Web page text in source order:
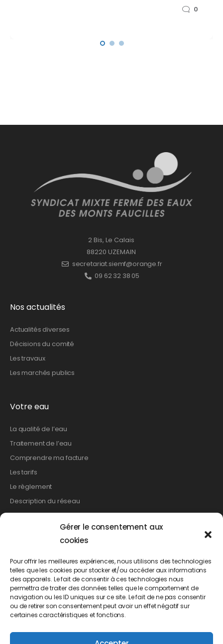
Gérer le consentement aux
cookies
Pour offrir les meilleures expériences, nous utilisons des technologies
telles que les cookies pour stocker et/ou accéder aux informations
des appareils. Le fait de consentir à ces technologies nous
permettra de traiter des données telles que le comportement de
navigation ou les ID uniques sur ce site. Le fait de ne pas consentir
ou de retirer son consentement peut avoir un effet négatif sur
certaines caractéristiques et fonctions.
0
2 Bis, Le Calais
88220 UZEMAIN
secretariat.siemf@orange.fr
09 62 32 38 05
Nos actualités
Actualités diverses
Décisions du comité
Les travaux
Les marchés publics
Votre eau
La qualité de l’eau
Traitement de l’eau
Comprendre ma facture
Les tarifs
Le règlement
Description du réseau
Relevé de compteur
Création de branchement
Suppression d’un branchement
Changement de propriétaire
Demande d’abonnement